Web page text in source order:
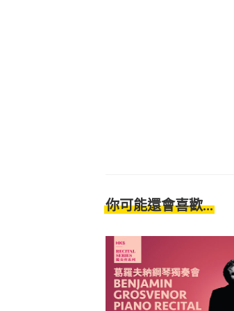
你可能還會喜歡...